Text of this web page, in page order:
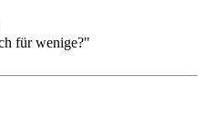
für wenige?"